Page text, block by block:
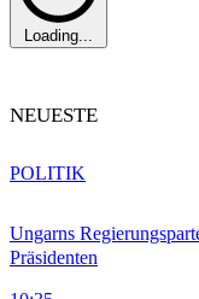
Loading...
NEUESTE
Ungarns
Präsidenten
POLITIK